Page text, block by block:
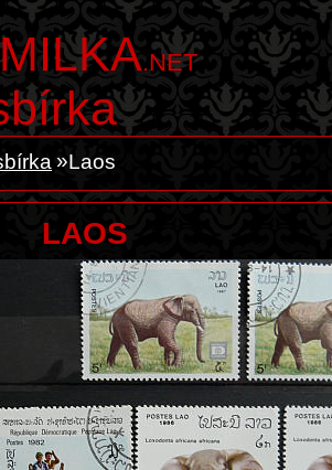
.NET
Laos
LAOS